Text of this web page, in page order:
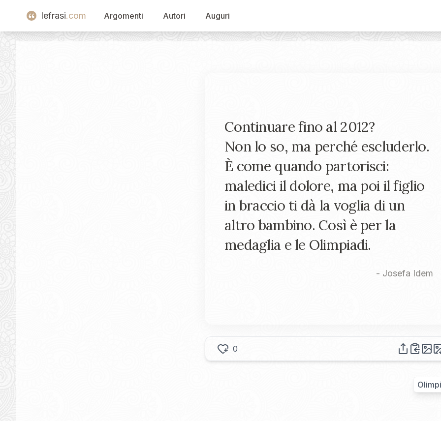
lefrasi.com Argomenti Autori Auguri
Continuare fino al 2012?
Non lo so, ma perché escluderlo.
È come quando partorisci:
maledici il dolore, ma poi il figlio
in braccio ti dà la voglia di un
altro bambino. Così è per la
medaglia e le Olimpiadi.
- Josefa Idem
0